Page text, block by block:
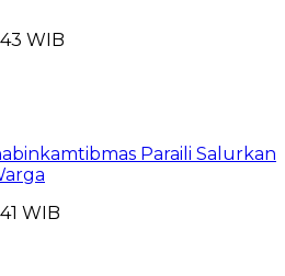
WIB
Paraili Salurkan
WIB